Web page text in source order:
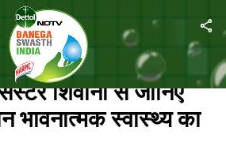
ब्रह्मा कुमारी सिस्टर शिवानी से जानिए कोविड के दौरान
शिवानी से जानिए
भावनात्मक स्वास्थ्य का